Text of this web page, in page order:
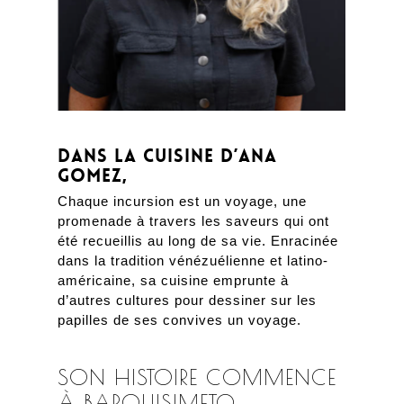
Dans la cuisine d’Ana
Gomez,
Chaque incursion est un voyage, une
promenade à travers les saveurs qui ont
été recueillis au long de sa vie. Enracinée
dans la tradition vénézuélienne et latino-
américaine, sa cuisine emprunte à
d’autres cultures pour dessiner sur les
papilles de ses convives un voyage.
SON HISTOIRE COMMENCE